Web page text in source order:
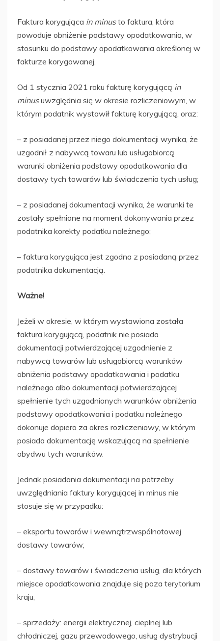
Faktura korygująca in minusto faktura, która
powoduje obniżenie podstawy opodatkowania, w
stosunku do podstawy opodatkowania określonej w
fakturze korygowanej.
Od 1 stycznia 2021 roku fakturę korygującą in
minusuwzględnia się w okresie rozliczeniowym, w
którym podatnik wystawił fakturę korygującą, oraz:
– z posiadanej przez niego dokumentacji wynika, że
uzgodnił z nabywcą towaru lub usługobiorcą
warunki obniżenia podstawy opodatkowania dla
dostawy tych towarów lub świadczenia tych usług;
– z posiadanej dokumentacji wynika, że warunki te
zostały spełnione na moment dokonywania przez
podatnika korekty podatku należnego;
– faktura korygująca jest zgodna z posiadaną przez
podatnika dokumentacją.
Ważne!
Jeżeli w okresie, w którym wystawiona została
faktura korygującą, podatnik nie posiada
dokumentacji potwierdzającej uzgodnienie z
nabywcą towarów lub usługobiorcą warunków
obniżenia podstawy opodatkowania i podatku
należnego albo dokumentacji potwierdzającej
spełnienie tych uzgodnionych warunków obniżenia
podstawy opodatkowania i podatku należnego
dokonuje dopiero za okres rozliczeniowy, w którym
posiada dokumentację wskazującą na spełnienie
obydwu tych warunków.
Jednak posiadania dokumentacji na potrzeby
uwzględniania faktury korygującej in minus nie
stosuje się w przypadku:
– eksportu towarów i wewnątrzwspólnotowej
dostawy towarów;
– dostawy towarów i świadczenia usług, dla których
miejsce opodatkowania znajduje się poza terytorium
kraju;
– sprzedaży: energii elektrycznej, cieplnej lub
chłodniczej, gazu przewodowego, usług dystrybucji